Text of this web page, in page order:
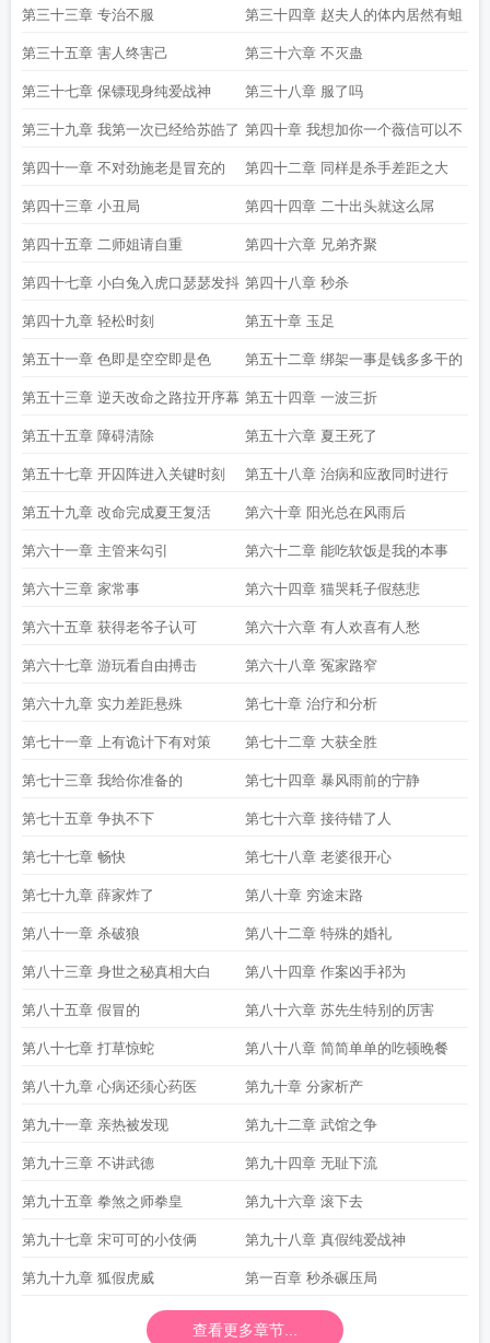
第三十三章 专治不服 第三十四章 赵夫人的体内居然有蛆
第三十五章 害人终害己 第三十六章 不灭蛊
第三十七章 保镖现身纯爱战神 第三十八章 服了吗
第三十九章 我第一次已经给苏皓了 第四十章 我想加你一个薇信可以不
第四十一章 不对劲施老是冒充的 第四十二章 同样是杀手差距之大
第四十三章 小丑局 第四十四章 二十出头就这么屌
第四十五章 二师姐请自重 第四十六章 兄弟齐聚
第四十七章 小白兔入虎口瑟瑟发抖 第四十八章 秒杀
第四十九章 轻松时刻 第五十章 玉足
第五十一章 色即是空空即是色 第五十二章 绑架一事是钱多多干的
第五十三章 逆天改命之路拉开序幕 第五十四章 一波三折
第五十五章 障碍清除 第五十六章 夏王死了
第五十七章 开囚阵进入关键时刻 第五十八章 治病和应敌同时进行
第五十九章 改命完成夏王复活 第六十章 阳光总在风雨后
第六十一章 主管来勾引 第六十二章 能吃软饭是我的本事
第六十三章 家常事 第六十四章 猫哭耗子假慈悲
第六十五章 获得老爷子认可 第六十六章 有人欢喜有人愁
第六十七章 游玩看自由搏击 第六十八章 冤家路窄
第六十九章 实力差距悬殊 第七十章 治疗和分析
第七十一章 上有诡计下有对策 第七十二章 大获全胜
第七十三章 我给你准备的 第七十四章 暴风雨前的宁静
第七十五章 争执不下 第七十六章 接待错了人
第七十七章 畅快 第七十八章 老婆很开心
第七十九章 薛家炸了 第八十章 穷途末路
第八十一章 杀破狼 第八十二章 特殊的婚礼
第八十三章 身世之秘真相大白 第八十四章 作案凶手祁为
第八十五章 假冒的 第八十六章 苏先生特别的厉害
第八十七章 打草惊蛇 第八十八章 简简单单的吃顿晚餐
第八十九章 心病还须心药医 第九十章 分家析产
第九十一章 亲热被发现 第九十二章 武馆之争
第九十三章 不讲武德 第九十四章 无耻下流
第九十五章 拳煞之师拳皇 第九十六章 滚下去
第九十七章 宋可可的小伎俩 第九十八章 真假纯爱战神
第九十九章 狐假虎威 第一百章 秒杀碾压局
查看更多章节...